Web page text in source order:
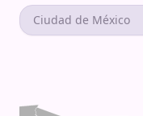
Ciudad de México